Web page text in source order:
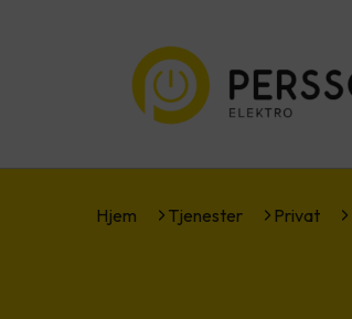
Hjem Tjenester Privat